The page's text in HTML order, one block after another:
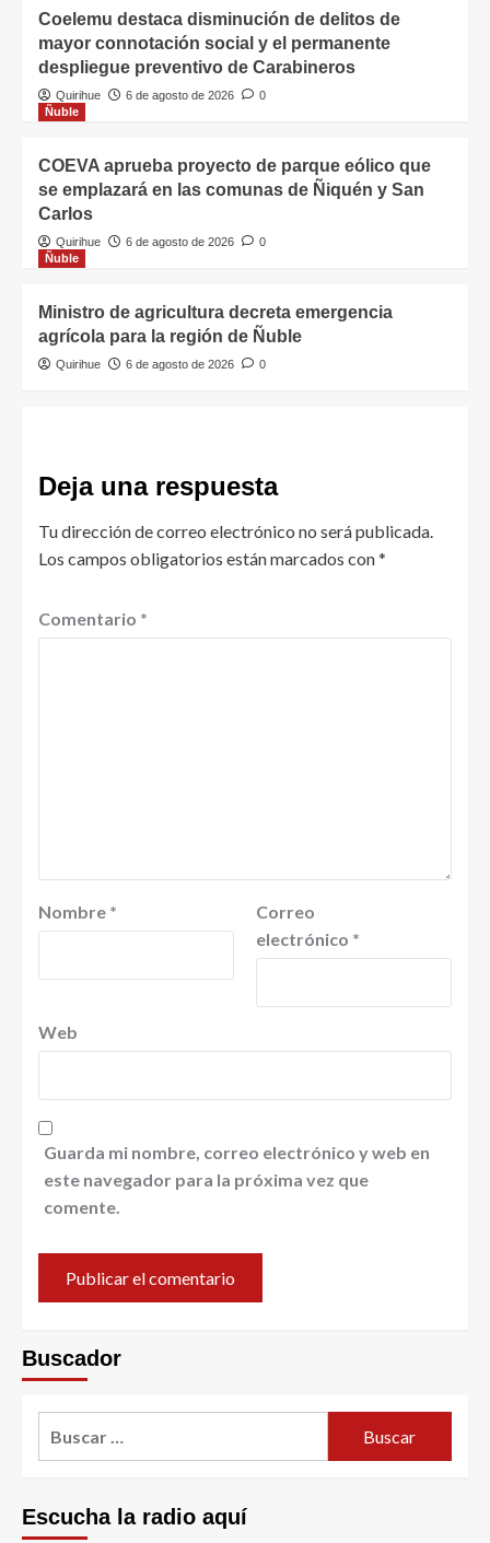
Coelemu destaca disminución de delitos de
mayor connotación social y el permanente
despliegue preventivo de Carabineros
Quirihue 6 de agosto de 2026
0
Ñuble
COEVA aprueba proyecto de parque eólico que
se emplazará en las comunas de Ñiquén y San
Carlos
Quirihue 6 de agosto de 2026
0
Ñuble
Ministro de agricultura decreta emergencia
agrícola para la región de Ñuble
Quirihue 6 de agosto de 2026 0
Deja una respuesta
Tu dirección de correo electrónico no será publicada.
Los campos obligatorios están marcados con*
Comentario *
Nombre *
Correo
electrónico *
Web
Guarda mi nombre, correo electrónico y web en
este navegador para la próxima vez que
comente.
Buscador
Escucha la radio aquí